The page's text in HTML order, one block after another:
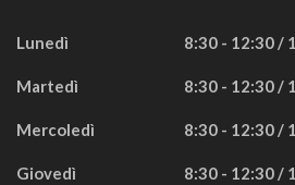
Lunedì 8:30 - 12:30 /
Martedì 8:30 - 12:30 /
Mercoledì 8:30 - 12:30 /
Giovedì 8:30 - 12:30 /